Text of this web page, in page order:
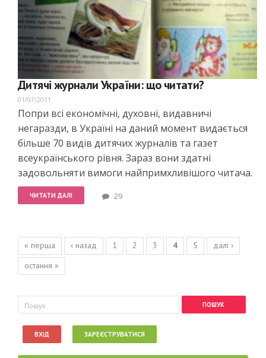
Дитячі журнали України: що читати?
01/07/2011
Попри всі економічні, духовні, видавничі
негаразди, в Україні на даний момент видається
більше 70 видів дитячих журналів та газет
всеукраїнського рівня. Зараз вони здатні
задовольняти вимоги найпримхливішого читача.
ЧИТАТИ ДАЛІ 29
Сторінки
« перша ‹ назад 1 2 3 4 5
далі ›
остання »
Пошукова форма
Пошук
ВХІД ЗАРЕЄСТРУВАТИСЯ